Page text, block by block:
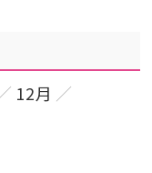
12月